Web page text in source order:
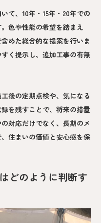
て、10年・15年・20年での
色や性能の希望を踏まえ
めた総合的な提案を行いま
く提示し、追加工事の有無
後の定期点検や、気になる
を残すことで、将来の措置
対応だけでなく、長期のメ
住まいの価値と安心感を保
どのように判断す